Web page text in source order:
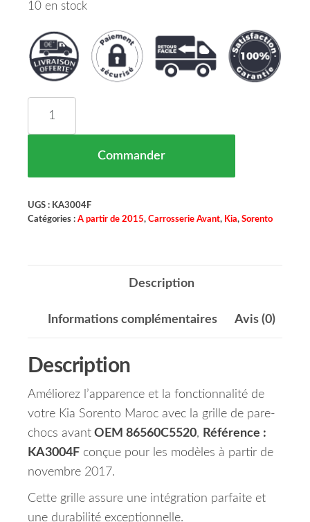
10 en stock
Commander
UGS : KA3004F
Catégories : A partir de 2015, Carrosserie Avant, Kia, Sorento
Description
Informations complémentaires Avis (0)
Description
Améliorez l’apparence et la fonctionnalité de
votre Kia Sorento Maroc avec la grille de pare-
chocs avant OEM 86560C5520, Référence :
KA3004F conçue pour les modèles à partir de
novembre 2017.
Cette grille assure une intégration parfaite et
une durabilité exceptionnelle.